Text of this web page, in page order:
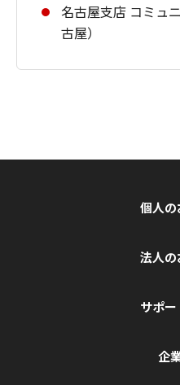
名古屋支店 コミュ
古屋）
個人の
法人の
サポ
企